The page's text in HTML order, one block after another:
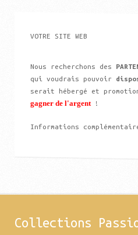
VOTRE SITE WEB
Nous recherchons des
qui voudrais pouvoir
serait hébergé et
gagner de l'argent !
Informations
Collections